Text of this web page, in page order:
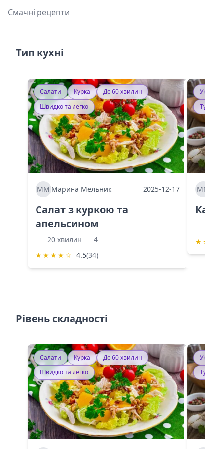
Смачні рецепти
Тип кухні
Салати Курка
До 60 хвилин
Швидко та легко
ММ Марина Мельник 2025-12-17
Салат з куркою та
апельсином
20 хвилин
4
★ ★ ★ ★ ☆ 4.5(34)
ММ
★ ★
Рівень складності
Салати Курка
До 60 хвилин
Швидко та легко